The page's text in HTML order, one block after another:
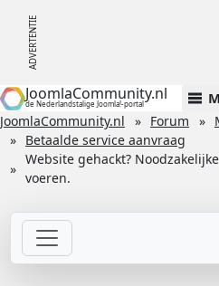
JoomlaCommunity.nl
de Nederlandstalige Joomla!-portal
JoomlaCommunity.nl Forum
Betaalde service aanvraag
Website gehackt?
voeren.